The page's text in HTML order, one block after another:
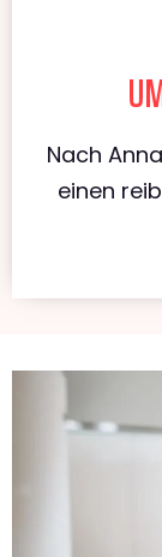
Nach
einen